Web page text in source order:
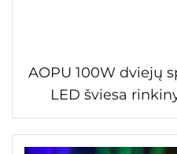
AOPU 100W dviejų
LED šviesa
puikiškas